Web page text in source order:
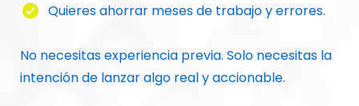
Quieres ahorrar meses de trabajo y errores.
No necesitas experiencia previa. Solo necesitas la
intención de lanzar algo real y accionable.